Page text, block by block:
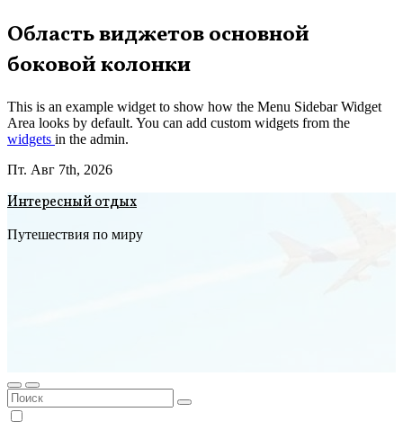
Перейти
к
содержимому
Область виджетов основной
боковой колонки
This is an example widget to show how the Menu Sidebar Widget
Area looks by default. You can add custom widgets from the
widgets in the admin.
Пт. Авг 7th, 2026
Интересный отдых
Путешествия по миру